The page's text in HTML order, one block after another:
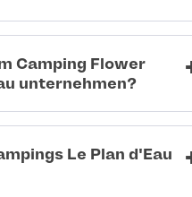
Camping Flower
unternehmen?
Le Plan d'Eau